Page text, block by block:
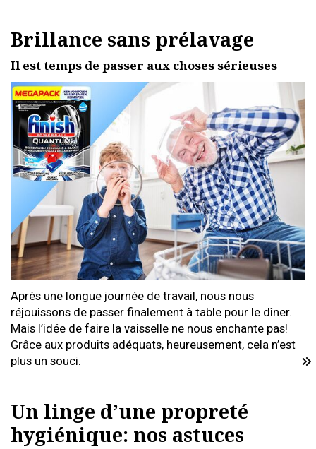
Brillance sans prélavage
Il est temps de passer aux choses sérieuses
Après une longue journée de travail, nous nous
réjouissons de passer finalement à table pour le dîner.
Mais l’idée de faire la vaisselle ne nous enchante pas!
Grâce aux produits adéquats, heureusement, cela n’est
plus un souci.
Un linge d’une propreté
hygiénique: nos astuces